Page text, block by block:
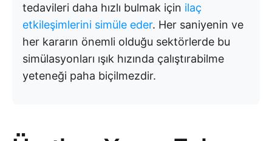
tedavileri daha hızlı bulmak için ilaç
etkileşimlerini simüle eder. Her saniyenin ve
her kararın önemli olduğu sektörlerde bu
simülasyonları ışık hızında çalıştırabilme
yeteneği paha biçilmezdir.